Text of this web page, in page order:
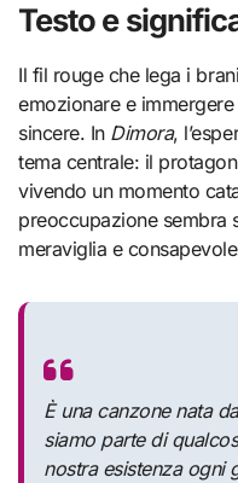
Testo e
Il fil rouge che lega i
emozionare e
sincere. In Dimora,
tema centrale: il
vivendo un momento
preoccupazione sembra
meraviglia e
È una canzone nata
siamo parte di
nostra esistenza ogni